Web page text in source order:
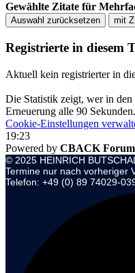
Gewählte Zitate für
Auswahl zurücksetzen mit
Registrierte in diesem
Aktuell kein registrierter in
Die Statistik zeigt, wer in
Erneuerung alle 90 Sekunden.
Cookie-Einstellungen
19:23
Powered by CBACK Forum
© 2025 HEINRICH
Termine nur nach vorheriger
Telefon: +49 (0) 89 74029-